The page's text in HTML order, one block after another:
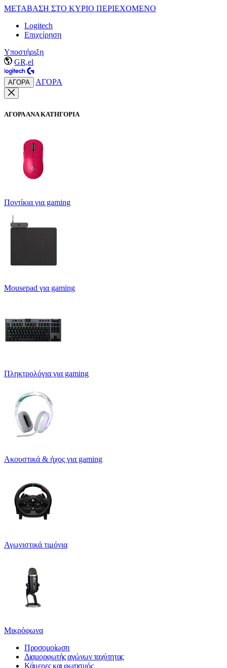
ΜΕΤΑΒΑΣΗ ΣΤΟ ΚΥΡΙΟ ΠΕΡΙΕΧΟΜΕΝΟ
Logitech
Επιχείρηση
Υποστήριξη
GR,el
ΑΓΟΡΑ ΑΓΟΡΑ
ΑΓΟΡΑ ΑΝΑ ΚΑΤΗΓΟΡΙΑ
Ποντίκια για gaming
Mousepad για gaming
Πληκτρολόγια για gaming
Ακουστικά & ήχος για gaming
Αγωνιστικά τιμόνια
Μικρόφωνα
Προσομοίωση
Διαμορφωτής αγώνων ταχύτητας
Κάμερες και φωτισμός